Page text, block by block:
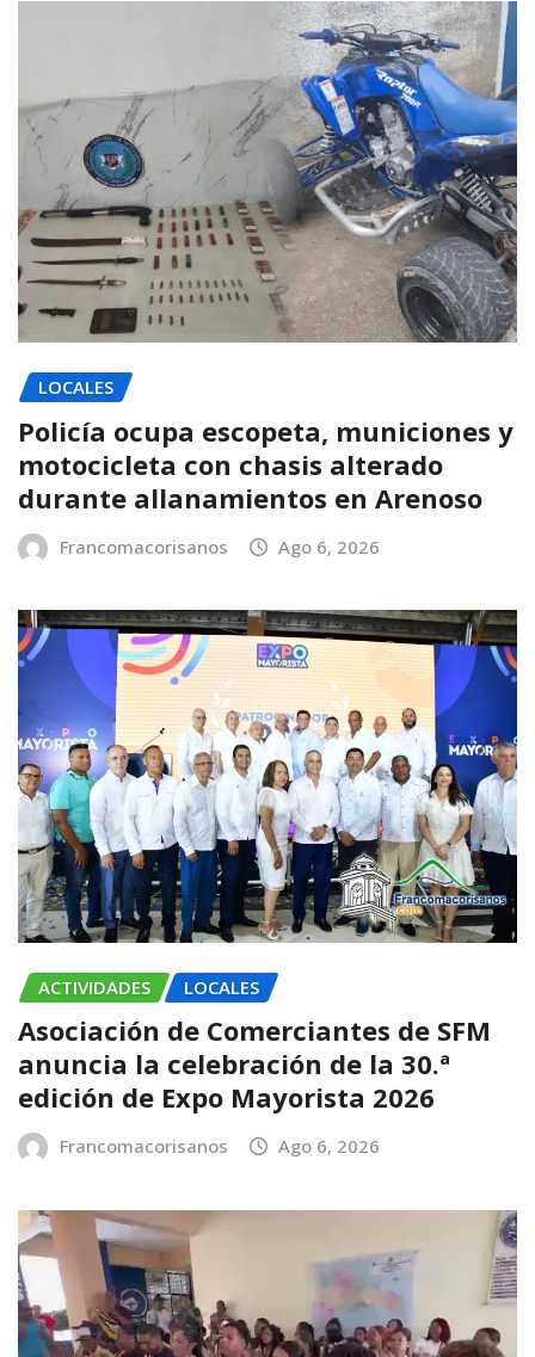
LOCALES
Policía ocupa escopeta, municiones y
motocicleta con chasis alterado
durante allanamientos en Arenoso
Francomacorisanos Ago 6, 2026
ACTIVIDADES LOCALES
Asociación de Comerciantes de SFM
anuncia la celebración de la 30.ª
edición de Expo Mayorista 2026
Francomacorisanos Ago 6, 2026